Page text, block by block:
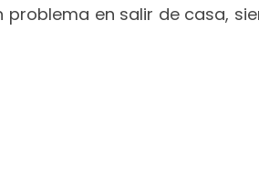
en salir de casa,